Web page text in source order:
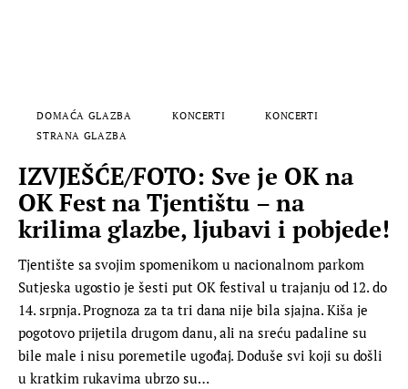
DOMAĆA GLAZBA KONCERTI
KONCERTI
STRANA GLAZBA
IZVJEŠĆE/FOTO: Sve je OK na
OK Fest na Tjentištu – na
krilima glazbe, ljubavi i pobjede!
Tjentište sa svojim spomenikom u nacionalnom parkom
Sutjeska ugostio je šesti put OK festival u trajanju od 12. do
14. srpnja. Prognoza za ta tri dana nije bila sjajna. Kiša je
pogotovo prijetila drugom danu, ali na sreću padaline su
bile male i nisu poremetile ugođaj. Doduše svi koji su došli
u kratkim rukavima ubrzo su…